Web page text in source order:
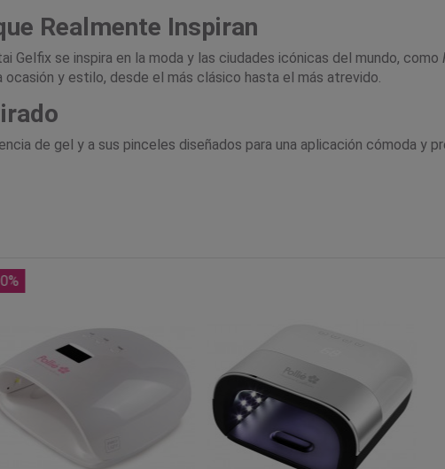
Realmente Inspiran
Gelfix se inspira en la moda y las ciudades icónicas del mundo, como
y estilo, desde el más clásico hasta el más atrevido.
de gel y a sus pinceles diseñados para una aplicación cómoda y